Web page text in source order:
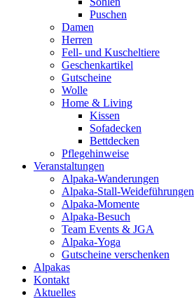
Puschen
Damen
Herren
Fell- und Kuscheltiere
Geschenkartikel
Gutscheine
Wolle
Home & Living
Kissen
Sofadecken
Bettdecken
Pflegehinweise
Veranstaltungen
Alpaka-Wanderungen
Alpaka-Stall-Weideführungen
Alpaka-Momente
Alpaka-Besuch
Team Events & JGA
Alpaka-Yoga
Gutscheine verschenken
Alpakas
Kontakt
Aktuelles